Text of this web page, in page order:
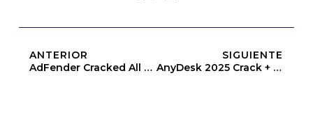
ANTERIOR
AdFender Cracked All Versions [Clean] MediaFire
SIGUIENTE
AnyDesk 2025 Crack + Keygen Windows 11 [x86-X64] Lifetime